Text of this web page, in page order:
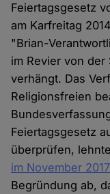
Feiertagsgesetz
am Karfreitag
"Brian-
im Revier von der
verhängt. Das
Religionsfreien
Feiertagsgesetz
überprüfen,
im November 2017
Begründung ab,